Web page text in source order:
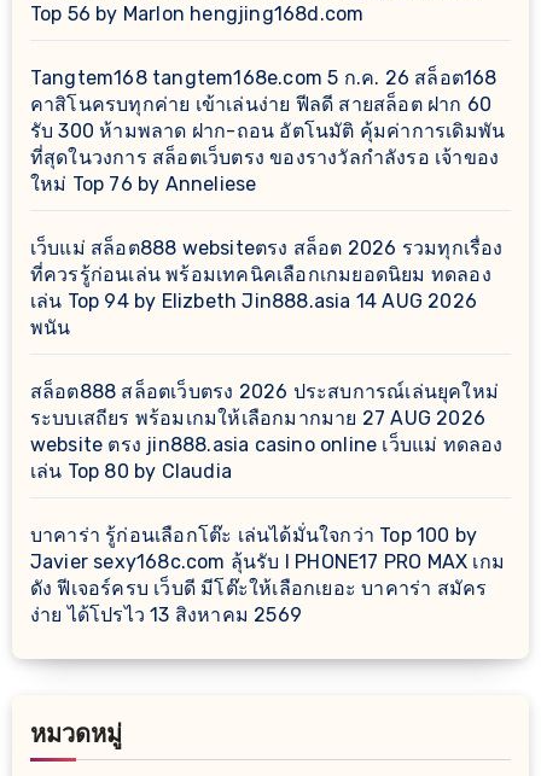
Top 56 by Marlon hengjing168d.com
Tangtem168 tangtem168e.com 5 ก.ค. 26 สล็อต168
คาสิโนครบทุกค่าย เข้าเล่นง่าย ฟีลดี สายสล็อต ฝาก 60
รับ 300 ห้ามพลาด ฝาก-ถอน อัตโนมัติ คุ้มค่าการเดิมพัน
ที่สุดในวงการ สล็อตเว็บตรง ของรางวัลกำลังรอ เจ้าของ
ใหม่ Top 76 by Anneliese
เว็บแม่ สล็อต888 websiteตรง สล็อต 2026 รวมทุกเรื่อง
ที่ควรรู้ก่อนเล่น พร้อมเทคนิคเลือกเกมยอดนิยม ทดลอง
เล่น Top 94 by Elizbeth Jin888.asia 14 AUG 2026
พนัน
สล็อต888 สล็อตเว็บตรง 2026 ประสบการณ์เล่นยุคใหม่
ระบบเสถียร พร้อมเกมให้เลือกมากมาย 27 AUG 2026
website ตรง jin888.asia casino online เว็บแม่ ทดลอง
เล่น Top 80 by Claudia
บาคาร่า รู้ก่อนเลือกโต๊ะ เล่นได้มั่นใจกว่า Top 100 by
Javier sexy168c.com ลุ้นรับ I PHONE17 PRO MAX เกม
ดัง ฟีเจอร์ครบ เว็บดี มีโต๊ะให้เลือกเยอะ บาคาร่า สมัคร
ง่าย ได้โปรไว 13 สิงหาคม 2569
หมวดหมู่